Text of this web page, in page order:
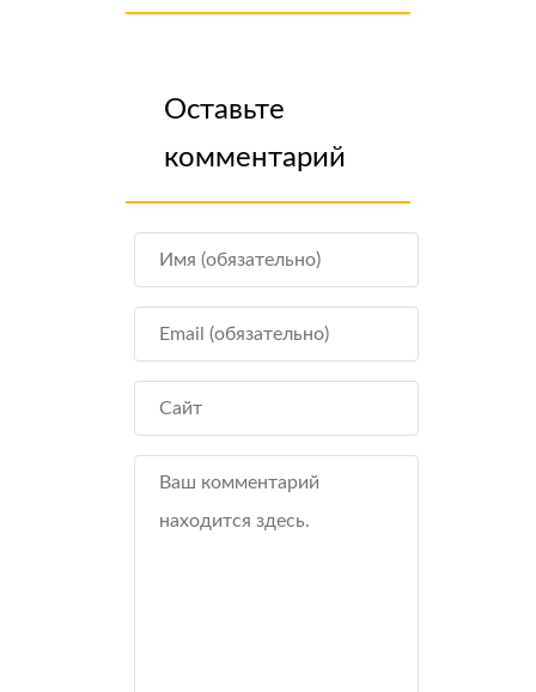
Оставьте
комментарий